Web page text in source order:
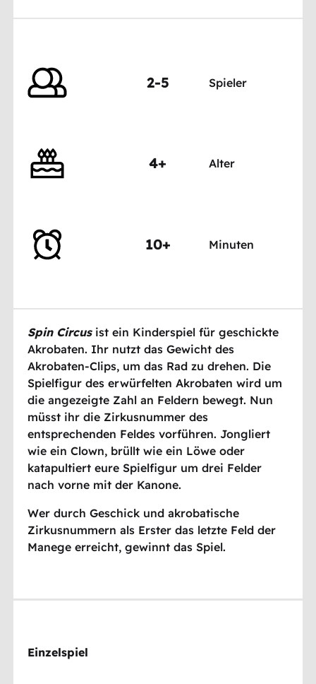
2-5 Spieler
4+ Alter
10+ Minuten
Spin Circusist ein Kinderspiel für geschickte
Akrobaten. Ihr nutzt das Gewicht des
Akrobaten-Clips, um das Rad zu drehen. Die
Spielfigur des erwürfelten Akrobaten wird um
die angezeigte Zahl an Feldern bewegt. Nun
müsst ihr die Zirkusnummer des
entsprechenden Feldes vorführen. Jongliert
wie ein Clown, brüllt wie ein Löwe oder
katapultiert eure Spielfigur um drei Felder
nach vorne mit der Kanone.
Wer durch Geschick und akrobatische
Zirkusnummern als Erster das letzte Feld der
Manege erreicht, gewinnt das Spiel.
Einzelspiel